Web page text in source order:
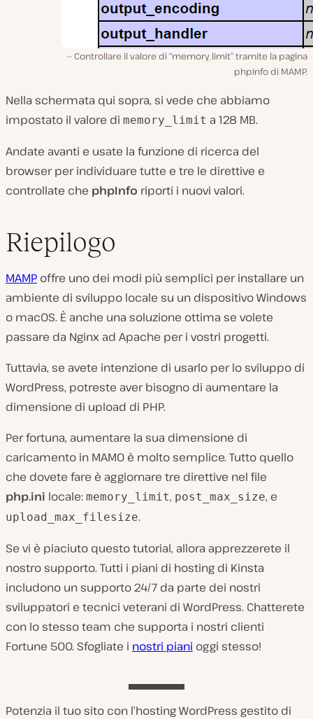
Controllare il valore di “memory_limit” tramite la pagina
phpInfo di MAMP.
Nella schermata qui sopra, si vede che abbiamo
impostato il valore di memory_limit a 128 MB.
Andate avanti e usate la funzione di ricerca del
browser per individuare tutte e tre le direttive e
controllate che phpInfo riporti i nuovi valori.
Riepilogo
MAMP offre uno dei modi più semplici per installare un
ambiente di sviluppo locale su un dispositivo Windows
o macOS. È anche una soluzione ottima se volete
passare da Nginx ad Apache per i vostri progetti.
Tuttavia, se avete intenzione di usarlo per lo sviluppo di
WordPress, potreste aver bisogno di aumentare la
dimensione di upload di PHP.
Per fortuna, aumentare la sua dimensione di
caricamento in MAMO è molto semplice. Tutto quello
che dovete fare è aggiornare tre direttive nel file
php.ini locale: memory_limit, post_max_size, e
upload_max_filesize.
Se vi è piaciuto questo tutorial, allora apprezzerete il
nostro supporto. Tutti i piani di hosting di Kinsta
includono un supporto 24/7 da parte dei nostri
sviluppatori e tecnici veterani di WordPress. Chatterete
con lo stesso team che supporta i nostri clienti
Fortune 500. Sfogliate i nostri piani oggi stesso!
Potenzia il tuo sito con l’hosting WordPress gestito di